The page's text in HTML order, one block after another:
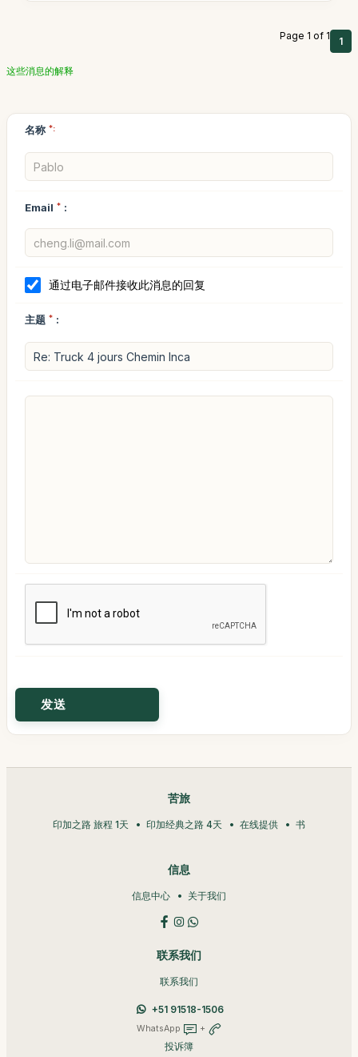
Page 1 of 1 1
这些消息的解释
名称 *:
Email * :
通过电子邮件接收此消息的回复
主题 * :
苦旅
印加之路 旅程 1天 印加经典之路 4天 在线提供 书
信息
信息中心 关于我们
联系我们
联系我们
+51 91518-1506
WhatsApp +
投诉簿